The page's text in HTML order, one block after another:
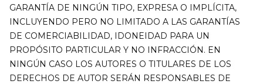
GARANTÍA DE NINGÚN TIPO, EXPRESA O IMPLÍCITA,
INCLUYENDO PERO NO LIMITADO A LAS GARANTÍAS
DE COMERCIABILIDAD, IDONEIDAD PARA UN
PROPÓSITO PARTICULAR Y NO INFRACCIÓN. EN
NINGÚN CASO LOS AUTORES O TITULARES DE LOS
DERECHOS DE AUTOR SERÁN RESPONSABLES DE